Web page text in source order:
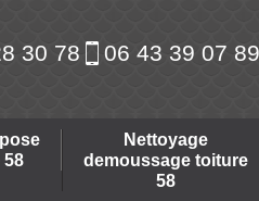
30 78 06 43 39 07 89
Nettoyage
demoussage toiture
58